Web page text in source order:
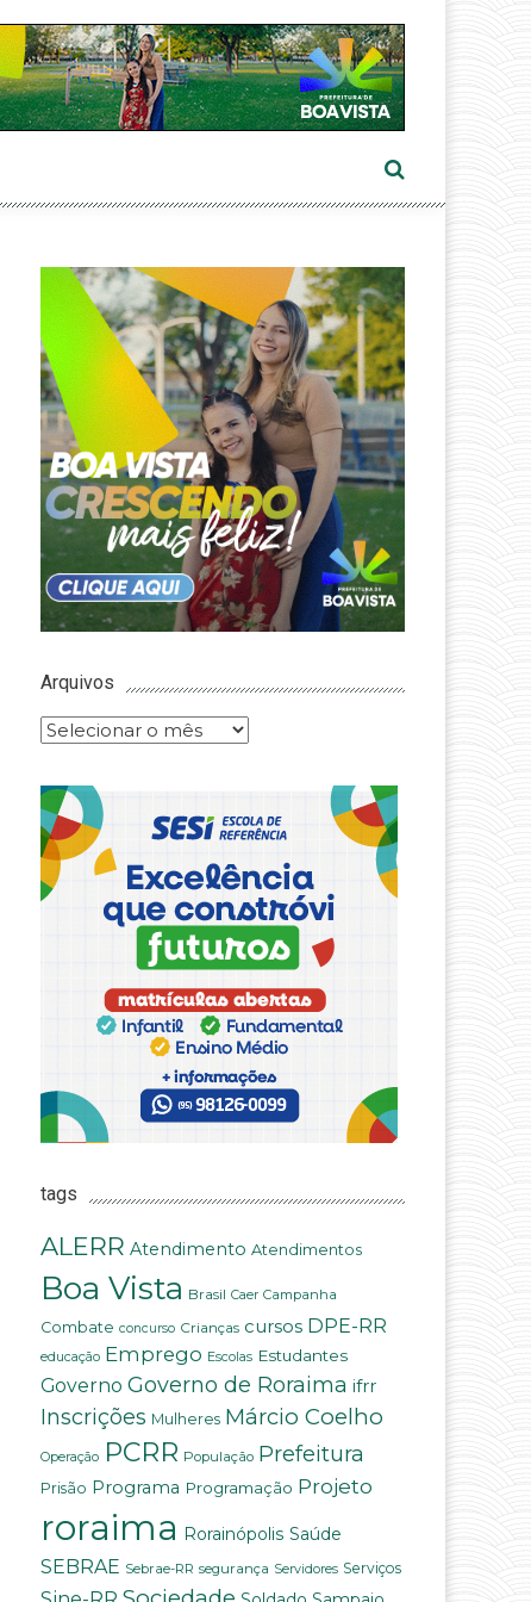
Arquivos
Arquivos
tags
ALERR Atendimento Atendimentos
Boa Vista Brasil Caer Campanha
Combate concurso Crianças cursos DPE-RR
educação Emprego Escolas Estudantes
Governo Governo de Roraima ifrr
Inscrições Mulheres Márcio Coelho
Operação PCRR População Prefeitura
Prisão Programa Programação Projeto
roraima Rorainópolis Saúde
SEBRAE Sebrae-RR segurança Servidores Serviços